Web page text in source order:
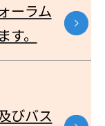
ーラム
。
びバス